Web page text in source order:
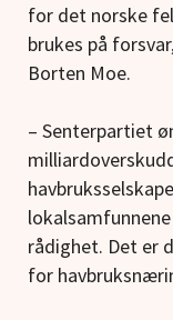
for det norske
brukes på
Borten Moe.
– Senterpartiet
rådighet. Det er
for